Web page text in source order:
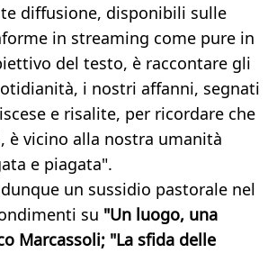
diffusione, disponibili sulle
in streaming come pure in
del testo, è raccontare gli
i nostri affanni, segnati
e risalite, per ricordare che
è vicino alla nostra umanità
e piagata".
un sussidio pastorale nel
su "Un luogo, una
Marcassoli; "La sfida delle